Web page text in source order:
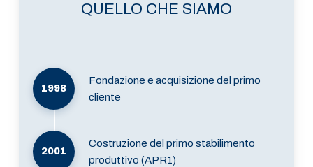
QUELLO CHE SIAMO
1998
Fondazione e acquisizione del primo
cliente
2001
Costruzione del primo stabilimento
produttivo (APR1)